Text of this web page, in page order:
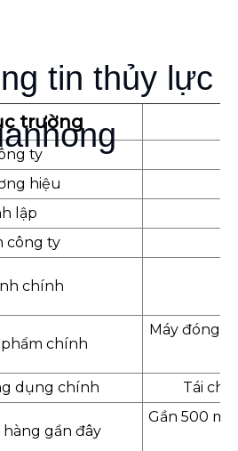
tin thủy lực
trường
ty
hiệu
lập
công ty
chính
phẩm chính
Máy đóng
dụng chính Tái
hàng gần đây
Gần 500